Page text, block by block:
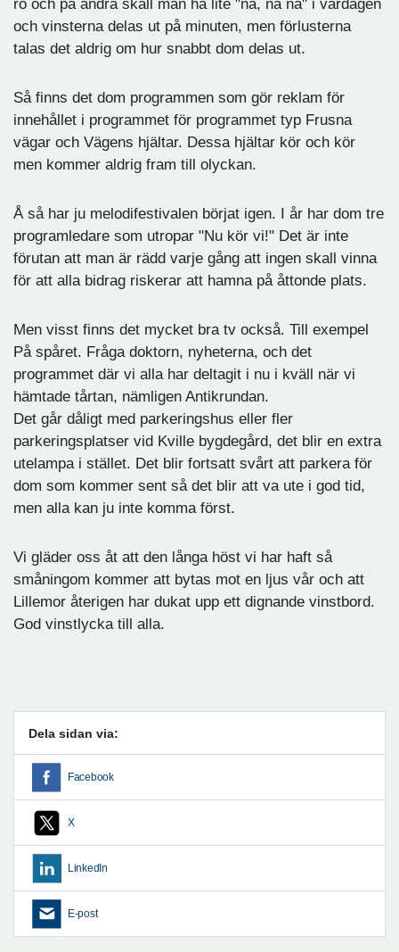
ro och på andra skall man ha lite "na, nå nå" i vardagen
och vinsterna delas ut på minuten, men förlusterna
talas det aldrig om hur snabbt dom delas ut.
Så finns det dom programmen som gör reklam för
innehållet i programmet för programmet typ Frusna
vägar och Vägens hjältar. Dessa hjältar kör och kör
men kommer aldrig fram till olyckan.
Å så har ju melodifestivalen börjat igen. I år har dom tre
programledare som utropar "Nu kör vi!" Det är inte
förutan att man är rädd varje gång att ingen skall vinna
för att alla bidrag riskerar att hamna på åttonde plats.
Men visst finns det mycket bra tv också. Till exempel
På spåret. Fråga doktorn, nyheterna, och det
programmet där vi alla har deltagit i nu i kväll när vi
hämtade tårtan, nämligen Antikrundan.
Det går dåligt med parkeringshus eller fler
parkeringsplatser vid Kville bygdegård, det blir en extra
utelampa i stället. Det blir fortsatt svårt att parkera för
dom som kommer sent så det blir att va ute i god tid,
men alla kan ju inte komma först.
Vi gläder oss åt att den långa höst vi har haft så
småningom kommer att bytas mot en ljus vår och att
Lillemor återigen har dukat upp ett dignande vinstbord.
God vinstlycka till alla.
Dela sidan via:
Facebook
X
LinkedIn
E-post